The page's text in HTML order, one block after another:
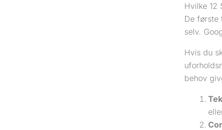
Hvilke 12
De første
selv.
Hvis du
behov